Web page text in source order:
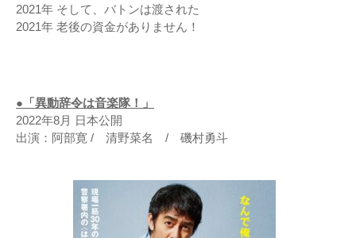
2021年 そして、バトンは渡された
2021年 老後の資金がありません！
●「異動辞令は音楽隊！」
2022年8月 日本公開
出演：阿部寛 / 清野菜名 / 磯村勇斗